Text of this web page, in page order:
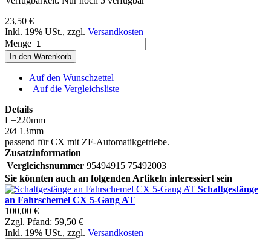
23,50 €
Inkl. 19% USt., zzgl. Versandkosten
Menge
In den Warenkorb
Auf den Wunschzettel
| Auf die Vergleichsliste
Details
L=220mm
2Ø 13mm
passend für CX mit ZF-Automatikgetriebe.
Zusatzinformation
Vergleichsnummer 95494915 75492003
Sie könnten auch an folgenden Artikeln interessiert sein
Schaltgestänge
an Fahrschemel CX 5-Gang AT
100,00 €
Zzgl. Pfand: 59,50 €
Inkl. 19% USt., zzgl. Versandkosten